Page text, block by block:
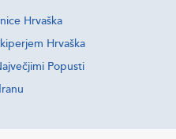
Hrvaška
Hrvaška
Popusti